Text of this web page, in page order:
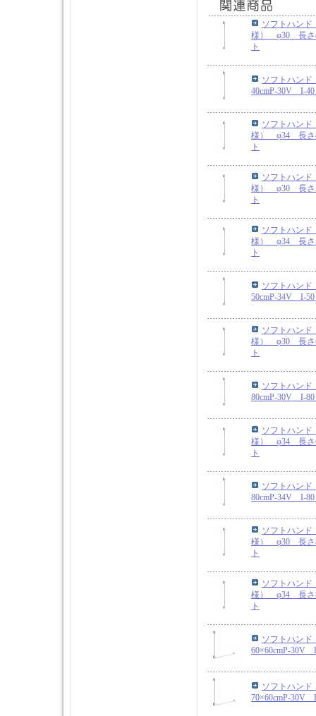
ソフトハン
様） φ30 長さ
ト
ソフトハン
40cmP-30V I-
ソフトハン
様） φ34 長さ
ト
ソフトハン
様） φ30 長さ
ト
ソフトハン
様） φ34 長さ
ト
ソフトハン
50cmP-34V I-
ソフトハン
様） φ30 長さ
ト
ソフトハン
80cmP-30V I-
ソフトハン
様） φ34 長さ
ト
ソフトハン
80cmP-34V I-
ソフトハン
様） φ30 長さ
ト
ソフトハン
様） φ34 長さ
ト
ソフトハン
60×60cmP-30V
ソフトハン
70×60cmP-30V